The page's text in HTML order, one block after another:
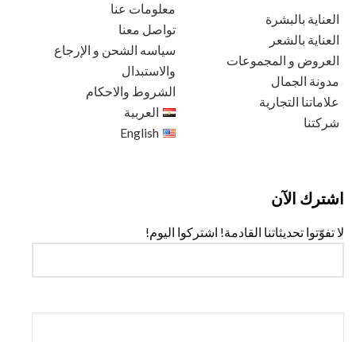
العناية بالبشرة
العناية بالشعر
العروض و المجموعات
مدونة الجمال
علاماتنا التجارية
شركتنا
معلومات عنا
تواصل معنا
سياسه الشحن و الإرجاع
والاستبدال
الشروط والاحكام
العربية
English
اشترك الآن
لا تفوّتوا تحديثاتنا القادمة! اشتركوا اليوم!